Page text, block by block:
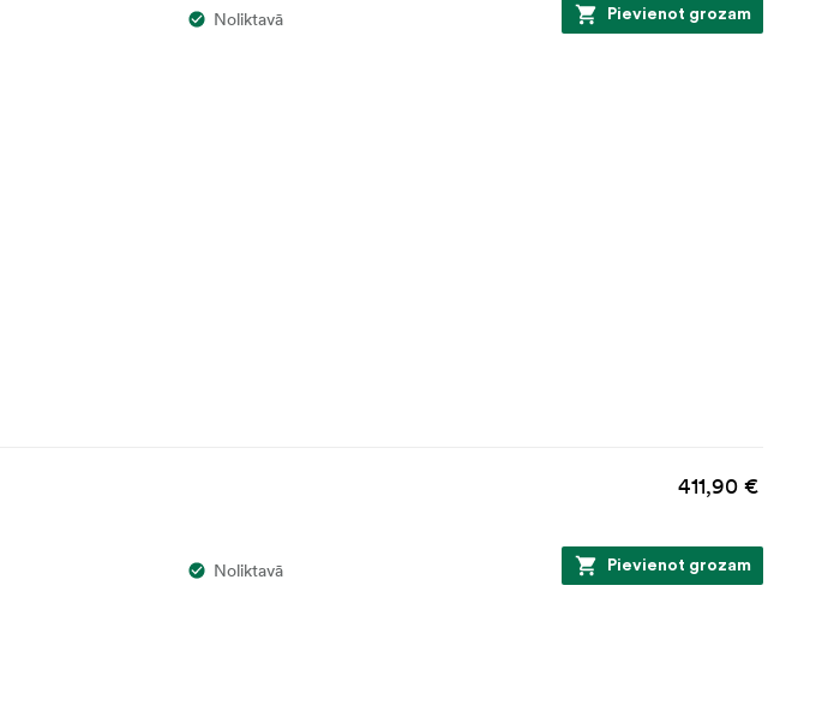
Noliktavā Pievienot grozam
411,90 €
Noliktavā Pievienot grozam